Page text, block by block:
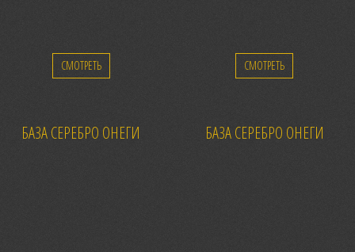
СМОТРЕТЬ СМОТРЕТЬ
БАЗА СЕРЕБРО ОНЕГИ БАЗА СЕРЕБРО ОНЕГИ